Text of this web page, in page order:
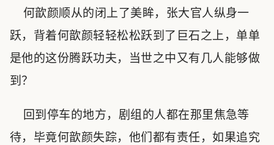
何歆颜顺从的闭上了美眸，张大官人纵身一
跃，背着何歆颜轻轻松松跃到了巨石之上，单单
是他的这份腾跃功夫，当世之中又有几人能够做
到？
回到停车的地方，剧组的人都在那里焦急等
待，毕竟何歆颜失踪，他们都有责任，如果追究